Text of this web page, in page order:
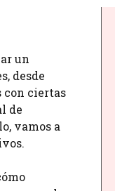
un
desde
con ciertas
de
vamos a